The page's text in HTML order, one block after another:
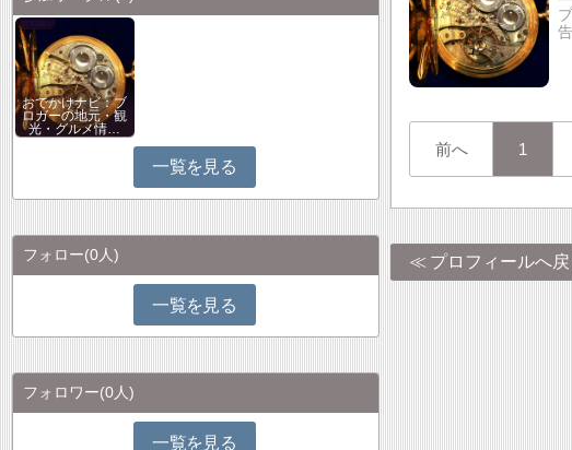
前へ 1
プロフィールへ戻
おでかけナビ：ブ
ロガーの地元・観
光・グルメ情…
一覧を見る
フォロー(0人)
一覧を見る
フォロワー(0人)
一覧を見る